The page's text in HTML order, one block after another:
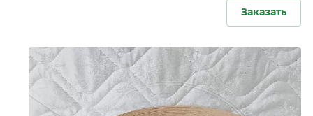
Заказать